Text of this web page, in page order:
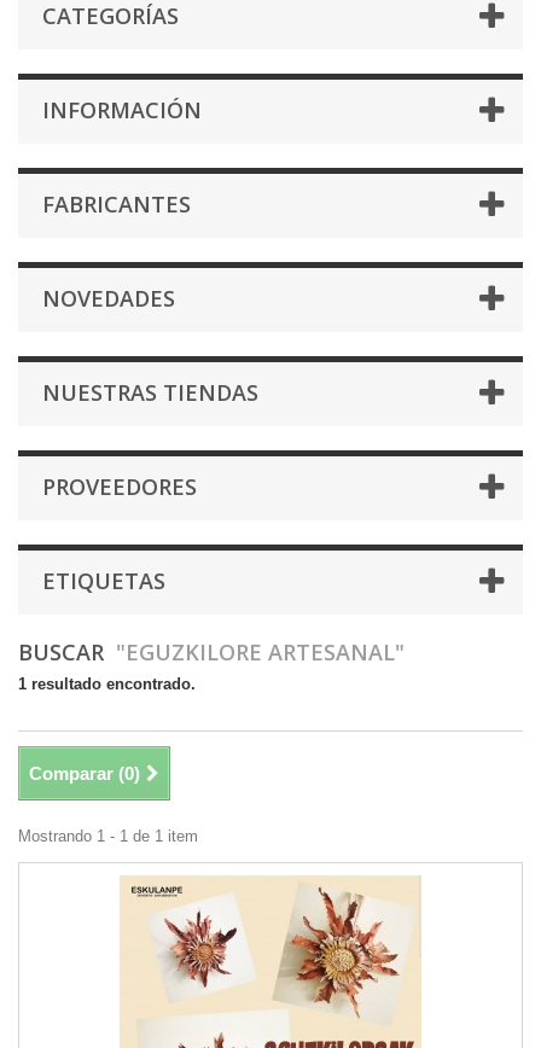
CATEGORÍAS
INFORMACIÓN
FABRICANTES
NOVEDADES
NUESTRAS TIENDAS
PROVEEDORES
ETIQUETAS
BUSCAR "EGUZKILORE ARTESANAL"
1 resultado encontrado.
Comparar (0)
Mostrando 1 - 1 de 1 item